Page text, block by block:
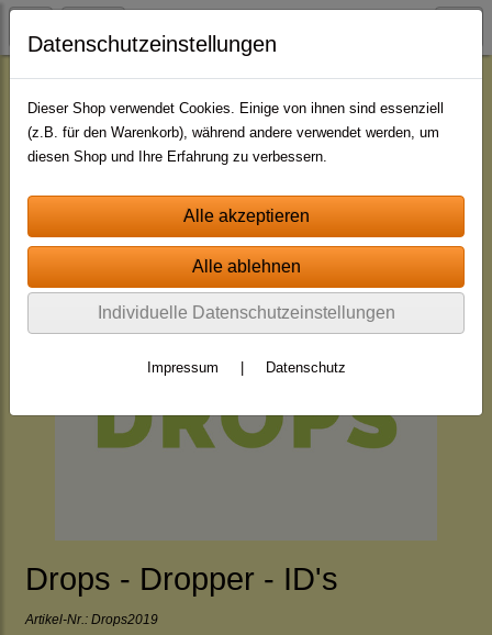
Drops - Dropper - ID's
Artikel-Nr.: Drops2019
Datenschutzeinstellungen
Dieser Shop verwendet Cookies. Einige von ihnen sind essenziell
(z.B. für den Warenkorb), während andere verwendet werden, um
diesen Shop und Ihre Erfahrung zu verbessern.
Individuelle Datenschutzeinstellungen
Impressum Datenschutz